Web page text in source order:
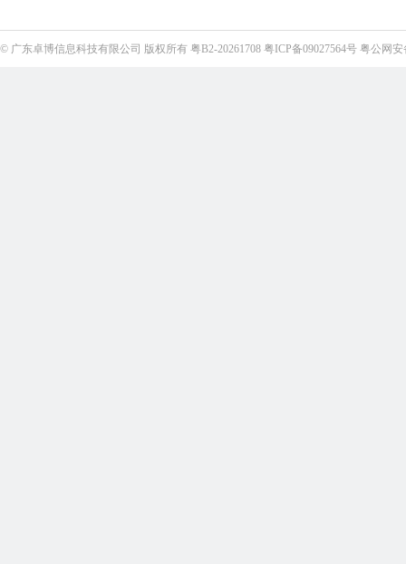
© 广东卓博信息科技有限公司 版权所有 粤B2-20261708 粤ICP备09027564号 粤公网安